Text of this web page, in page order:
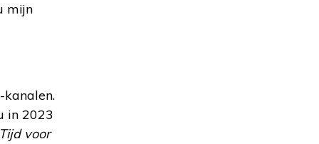
mijn
kanalen.
in 2023
voor